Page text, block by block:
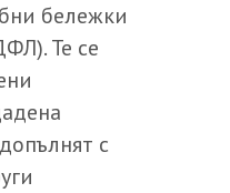
бележки
Те се
с